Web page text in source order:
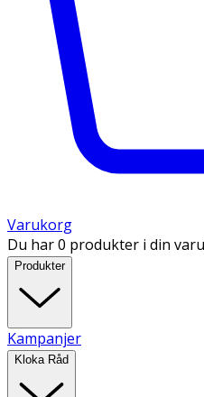
Varukorg
Du har 0 produkter i din
Produkter
Kampanjer
Kloka Råd